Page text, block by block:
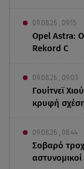
09.08.26 , 09:15
Opel Astra:
Rekord C
09.08.26 , 09:03
Γουίτνεϊ
κρυφή
09.08.26 , 08:44
Σοβαρό
αστυνομικοί